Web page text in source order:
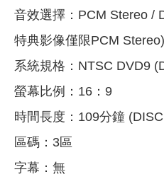
音效選擇：PCM Stereo /
特典影像僅限PCM Stereo)
系統規格：NTSC DVD9
螢幕比例：16：9
時間長度：109分鐘
區碼：3區
字幕：無